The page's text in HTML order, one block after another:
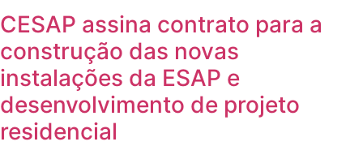
CESAP assina contrato para a
construção das novas
instalações da ESAP e
desenvolvimento de projeto
residencial